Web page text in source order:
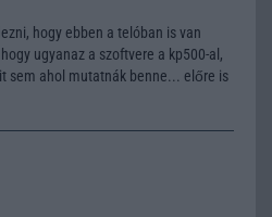
hogy ebben a telóban is van
ugyanaz a szoftvere a kp500-al,
sem ahol mutatnák benne... előre is